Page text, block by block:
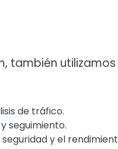
también
de tráfico.
seguimiento.
y el